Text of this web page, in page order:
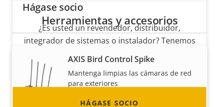
Herramientas y accesorios
AXIS Bird Control Spike
Mantenga limpias las cámaras de red
para exteriores
Recomendado para este producto
Hágase socio
¿Es usted un revendedor, distribuidor,
integrador de sistemas o instalador? Tenemos
socios en casi todos los países del mundo.
¡Descubra cómo convertirse en uno de ellos!
HÁGASE SOCIO